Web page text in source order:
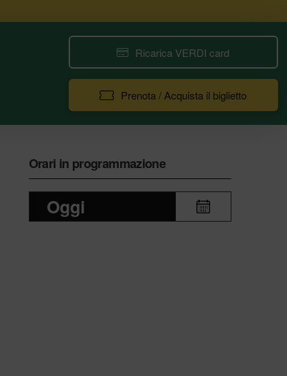
Ricarica VERDI card
Prenota / Acquista il biglietto
Orari in programmazione
Oggi